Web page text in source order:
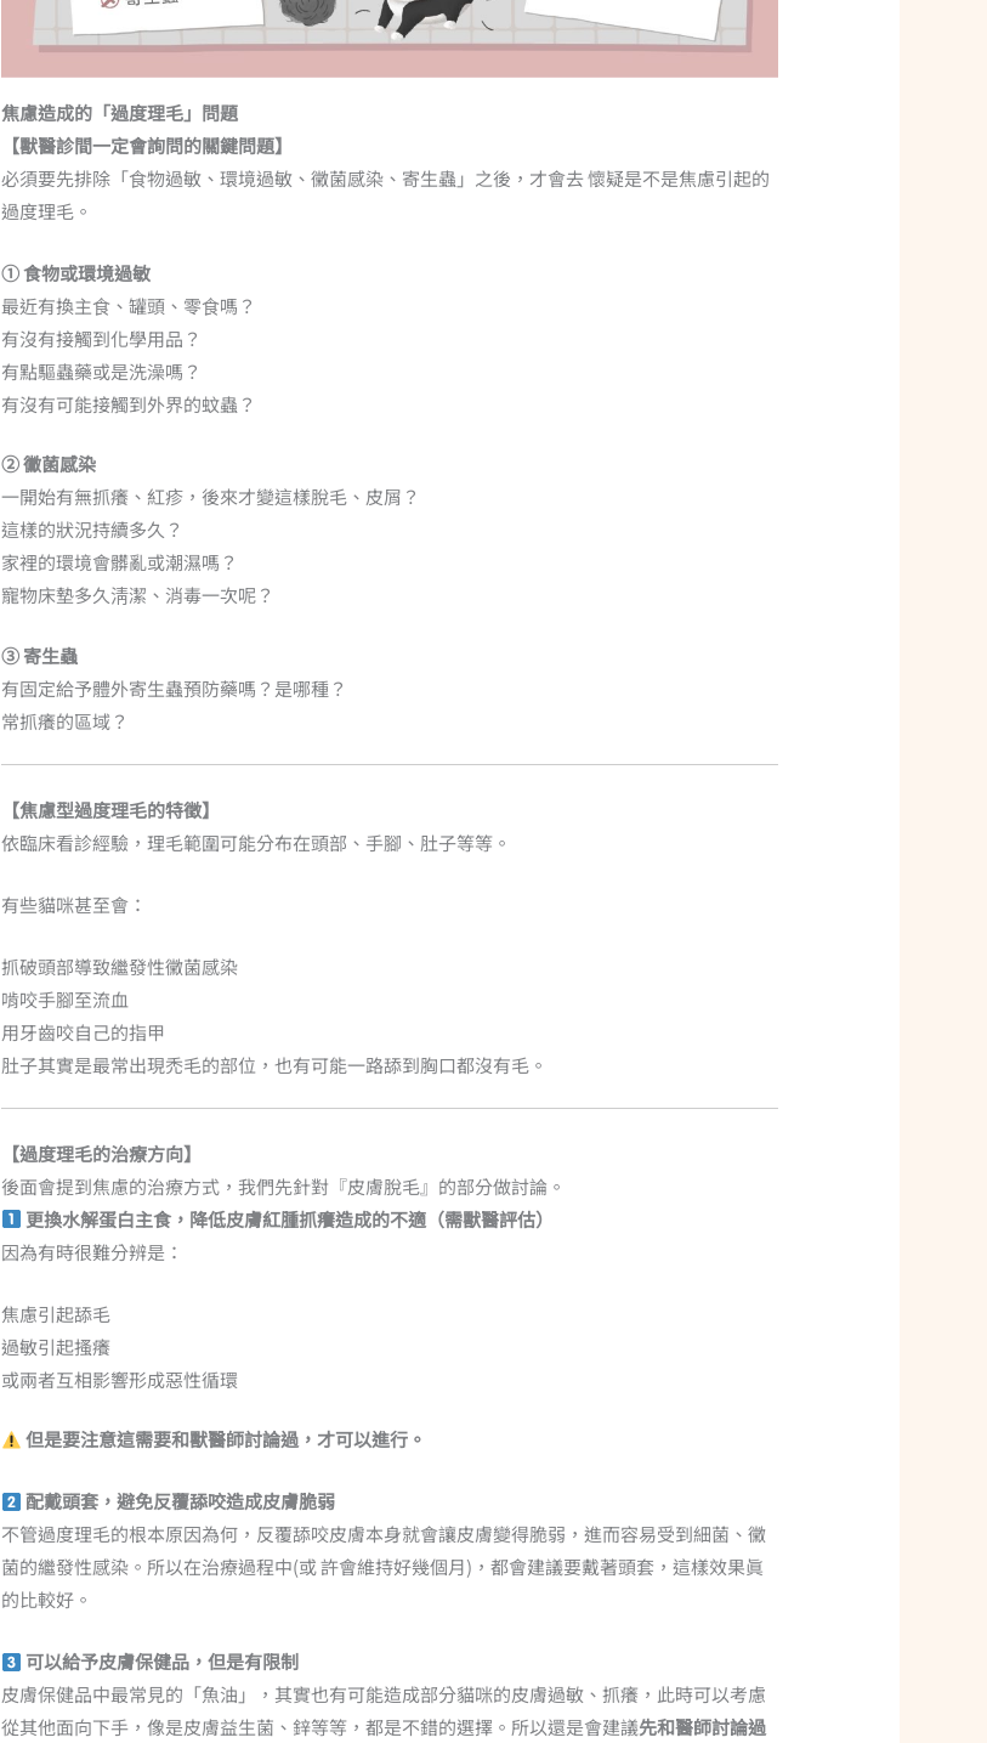
焦慮造成的「過度理毛」問題
【獸醫診間一定會詢問的關鍵問題】
必須要先排除「⻝物過敏、環境過敏、黴菌感染、寄生蟲」之後，才會去 懷疑是不是焦慮引起的
過度理毛。
① 食物或環境過敏
最近有換主⻝、罐頭、零⻝嗎？
有沒有接觸到化學用品？
有點驅蟲藥或是洗澡嗎？
有沒有可能接觸到外界的蚊蟲？
② 黴菌感染
一開始有無抓癢、紅疹，後來才變這樣脫毛、皮屑？
這樣的狀況持續多久？
家裡的環境會髒亂或潮濕嗎？
寵物床墊多久淸潔、消毒一次呢？
③ 寄生蟲
有固定給予體外寄生蟲預防藥嗎？是哪種？
常抓癢的區域？
【焦慮型過度理毛的特徵】
依臨床看診經驗，理毛範圍可能分布在頭部、手腳、肚子等等。
有些貓咪甚至會：
抓破頭部導致繼發性黴菌感染
啃咬手腳至流血
用牙齒咬自己的指甲
肚子其實是最常出現禿毛的部位，也有可能一路舔到胸口都沒有毛。
【過度理毛的治療方向】
後面會提到焦慮的治療方式，我們先針對『皮膚脫毛』的部分做討論。
更換水解蛋白主食，降低皮膚紅腫抓癢造成的不適（需獸醫評估）
因為有時很難分辨是：
焦慮引起舔毛
過敏引起搔癢
或兩者互相影響形成惡性循環
但是要注意這需要和獸醫師討論過，才可以進行。
配戴頭套，避免反覆舔咬造成皮膚脆弱
不管過度理毛的根本原因為何，反覆舔咬皮膚本身就會讓皮膚變得脆弱，進而容易受到細菌、黴
菌的繼發性感染。所以在治療過程中(或 許會維持好幾個月)，都會建議要戴著頭套，這樣效果眞
的比較好。
可以給予皮膚保健品，但是有限制
皮膚保健品中最常見的「魚油」，其實也有可能造成部分貓咪的皮膚過敏、抓癢，此時可以考慮
從其他面向下手，像是皮膚益生菌、鋅等等，都是不錯的選擇。所以還是會建議先和醫師討論過